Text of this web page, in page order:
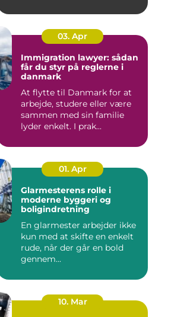
03. Apr
Immigration lawyer: sådan
får du styr på reglerne i
danmark
At flytte til Danmark for at
arbejde, studere eller være
sammen med sin familie
lyder enkelt. I prak...
01. Apr
Glarmesterens rolle i
moderne byggeri og
boligindretning
En glarmester arbejder ikke
kun med at skifte en enkelt
rude, når der går en bold
gennem...
10. Mar